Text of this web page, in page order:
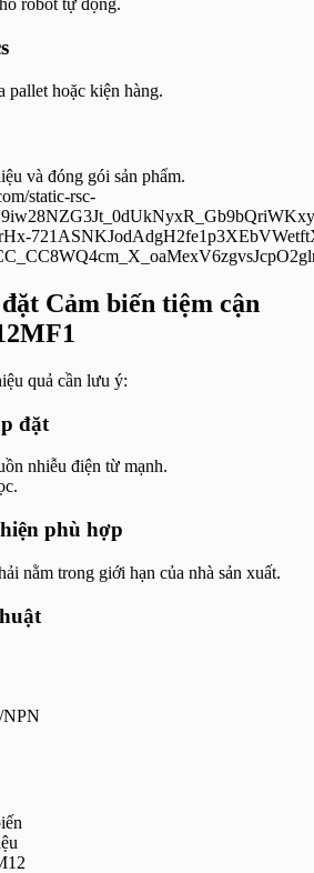
robot tự động.
pallet hoặc kiện hàng.
và đóng gói sản phẩm.
Cảm biến tiệm cận
quả cần lưu ý:
đặt
nhiễu điện từ mạnh.
phù hợp
nằm trong giới hạn của nhà sản xuất.
NPN